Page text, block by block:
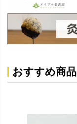
おすすめ商品